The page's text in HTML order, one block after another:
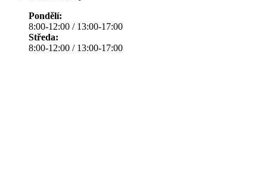
Pondělí:
8:00-12:00 / 13:00-17:00
Středa:
8:00-12:00 / 13:00-17:00